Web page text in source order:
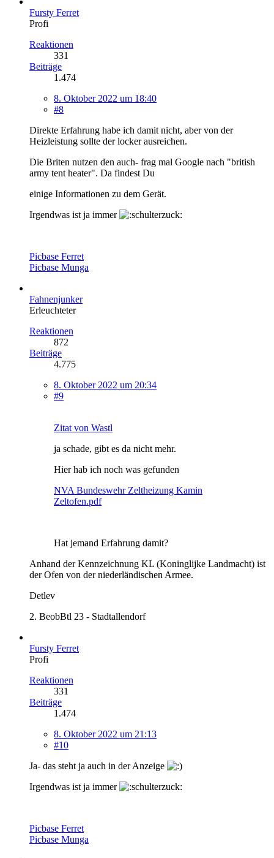
Fursty Ferret
Profi
Reaktionen
331
Beiträge
1.474
8. Oktober 2022 um 18:40
#8
Direkte Erfahrung habe ich damit nicht, aber von der
Heizleistung sollte der locker ausreichen.
Die Briten nutzen den auch- frag mal Google nach "british
army tent heater". Da findest Du
einige Informationen zu dem Gerät.
Irgendwas ist ja immer
Picbase Ferret
Picbase Munga
Fahnenjunker
Erleuchteter
Reaktionen
872
Beiträge
4.775
8. Oktober 2022 um 20:34
#9
Zitat von Wastl
ja schade, gibt es da nicht mehr.
Hier hab ich noch was gefunden
NVA Bundeswehr Zeltheizung Kamin
Zeltofen.pdf
Hat jemand Erfahrung damit?
Anhand der Kennzeichnung KL (Koninglijke Landmacht) ist
der Ofen von der niederländischen Armee.
Detlev
2. BeobBtl 23 - Stadtallendorf
Fursty Ferret
Profi
Reaktionen
331
Beiträge
1.474
8. Oktober 2022 um 21:13
#10
Ja- das steht ja auch in der Anzeige
Irgendwas ist ja immer
Picbase Ferret
Picbase Munga